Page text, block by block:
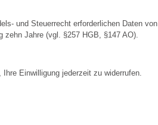
und Steuerrecht erforderlichen Daten von
Jahre (vgl. §257 HGB, §147 AO).
Einwilligung jederzeit zu widerrufen.